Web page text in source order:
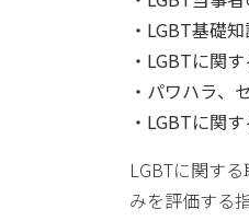
・LGBT基礎
・LGBTに関
・パワハラ、
・LGBTに関
LGBTに関す
みを評価する